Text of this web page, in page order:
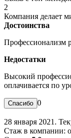
2
Компания делает
Достоинства
Профессионализм
Недостатки
Высокий
оплачивается по
0
28 января 2021.
Стаж в компании: